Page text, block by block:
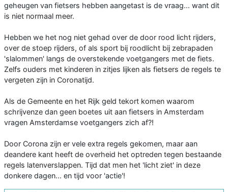
geheugen van fietsers hebben aangetast is de vraag... want dit
is niet normaal meer.
Hebben we het nog niet gehad over de door rood licht rijders,
over de stoep rijders, of als sport bij roodlicht bij zebrapaden
'slalommen' langs de overstekende voetgangers met de fiets.
Zelfs ouders met kinderen in zitjes lijken als fietsers de regels te
vergeten zijn in Coronatijd.
Als de Gemeente en het Rijk geld tekort komen waarom
schrijvenze dan geen boetes uit aan fietsers in Amsterdam
vragen Amsterdamse voetgangers zich af?!
Door Corona zijn er vele extra regels gekomen, maar aan
deandere kant heeft de overheid het optreden tegen bestaande
regels latenverslappen. Tijd dat men het 'licht ziet' in deze
donkere dagen... en tijd voor 'actie'!